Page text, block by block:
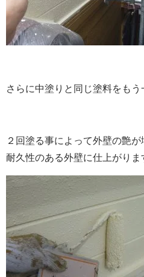
さらに中塗りと同じ塗料をもう
２回塗る事によって外壁の艶
耐久性のある外壁に仕上がりま